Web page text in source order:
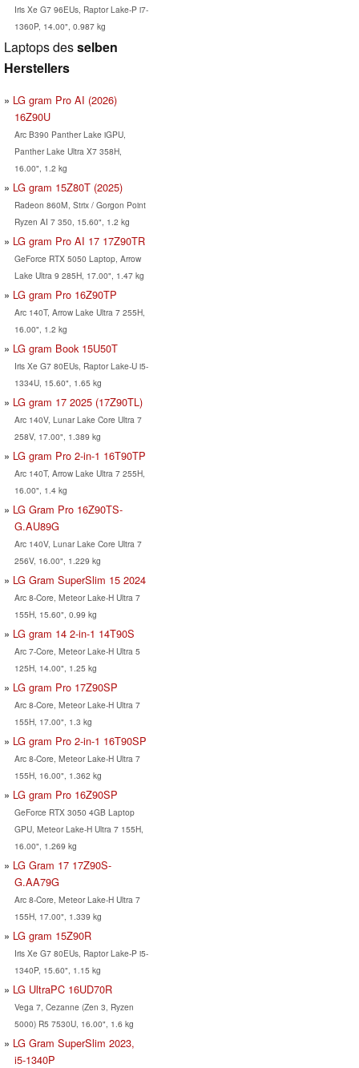
Iris Xe G7 96EUs, Raptor Lake-P i7-
1360P, 14.00", 0.987 kg
Laptops desselben
Herstellers
LG gram Pro AI (2026)
16Z90U
Arc B390 Panther Lake iGPU,
Panther Lake Ultra X7 358H,
16.00", 1.2 kg
LG gram 15Z80T (2025)
Radeon 860M, Strix / Gorgon Point
Ryzen AI 7 350, 15.60", 1.2 kg
LG gram Pro AI 17 17Z90TR
GeForce RTX 5050 Laptop, Arrow
Lake Ultra 9 285H, 17.00", 1.47 kg
LG gram Pro 16Z90TP
Arc 140T, Arrow Lake Ultra 7 255H,
16.00", 1.2 kg
LG gram Book 15U50T
Iris Xe G7 80EUs, Raptor Lake-U i5-
1334U, 15.60", 1.65 kg
LG gram 17 2025 (17Z90TL)
Arc 140V, Lunar Lake Core Ultra 7
258V, 17.00", 1.389 kg
LG gram Pro 2-in-1 16T90TP
Arc 140T, Arrow Lake Ultra 7 255H,
16.00", 1.4 kg
LG Gram Pro 16Z90TS-
G.AU89G
Arc 140V, Lunar Lake Core Ultra 7
256V, 16.00", 1.229 kg
LG Gram SuperSlim 15 2024
Arc 8-Core, Meteor Lake-H Ultra 7
155H, 15.60", 0.99 kg
LG gram 14 2-in-1 14T90S
Arc 7-Core, Meteor Lake-H Ultra 5
125H, 14.00", 1.25 kg
LG gram Pro 17Z90SP
Arc 8-Core, Meteor Lake-H Ultra 7
155H, 17.00", 1.3 kg
LG gram Pro 2-in-1 16T90SP
Arc 8-Core, Meteor Lake-H Ultra 7
155H, 16.00", 1.362 kg
LG gram Pro 16Z90SP
GeForce RTX 3050 4GB Laptop
GPU, Meteor Lake-H Ultra 7 155H,
16.00", 1.269 kg
LG Gram 17 17Z90S-
G.AA79G
Arc 8-Core, Meteor Lake-H Ultra 7
155H, 17.00", 1.339 kg
LG gram 15Z90R
Iris Xe G7 80EUs, Raptor Lake-P i5-
1340P, 15.60", 1.15 kg
LG UltraPC 16UD70R
Vega 7, Cezanne (Zen 3, Ryzen
5000) R5 7530U, 16.00", 1.6 kg
LG Gram SuperSlim 2023,
i5-1340P